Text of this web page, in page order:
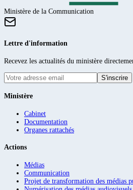
Ministère de la Communication
Lettre d'information
Recevez les actualités du ministère
S'inscrire
Ministère
Cabinet
Documentation
Organes rattachés
Actions
Médias
Communication
Projet de transformation des médias